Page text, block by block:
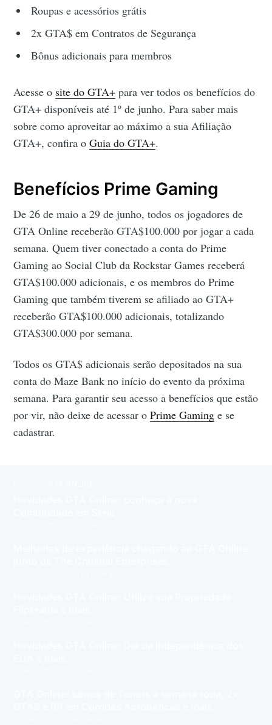
Roupas e acessórios grátis
2x GTA$ em Contratos de Segurança
Bônus adicionais para membros
Acesse o site do GTA+ para ver todos os benefícios do
GTA+ disponíveis até 1º de junho. Para saber mais
sobre como aproveitar ao máximo a sua Afiliação
GTA+, confira oGuia do GTA+.
Benefícios Prime Gaming
De 26 de maio a 29 de junho, todos os jogadores de
GTA Online receberão GTA$100.000 por jogar a cada
semana. Quem tiver conectado a conta do Prime
Gaming ao Social Club da Rockstar Games receberá
GTA$100.000 adicionais, e os membros do Prime
Gaming que também tiverem se afiliado ao GTA+
receberão GTA$100.000 adicionais, totalizando
GTA$300.000 por semana.
Todos os GTA$ adicionais serão depositados na sua
conta do Maze Bank no início do evento da próxima
semana. Para garantir seu acesso a benefícios que estão
por vir, não deixe de acessar oPrime Gaming e se
cadastrar.